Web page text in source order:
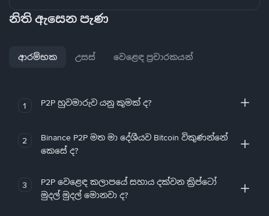
නිති ඇසෙන පැණ
ආරම්භක උසස් වෙළෙඳ ප්‍රචාරකයන්
1 P2P හුවමාරුව යනු කුමක් ද?
2
Binance P2P මත මා දේශීයව Bitcoin විකුණන්නේ
කෙසේ ද?
3
P2P වෙළෙඳ කලාපයේ සහාය දක්වන ක්‍රිප්ටෝ
මුදල් මුදල් මොනවා ද?